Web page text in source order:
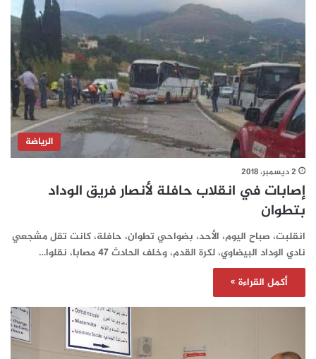
الرياضة
2 ديسمبر، 2018
إصابات في انقلاب حافلة لأنصار فريق الوداد
بتطوان
انقلبت، صباح اليوم، الأحد، بضواحي تطوان، حافلة، كانت تقل مشجعي
نادي الوداد البيضاوي، لكرة القدم، وخلف الحادث 47 مصابا، نقلوا…
أكمل القراءة »